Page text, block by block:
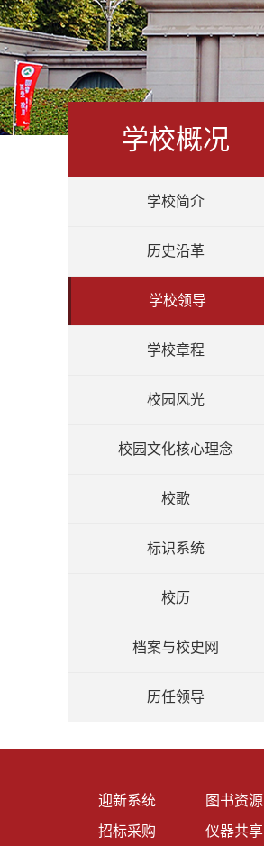
学校概况
学校简介
历史沿革
学校领导
学校章程
校园风光
校园文化核心理念
校歌
标识系统
校历
档案与校史网
历任领导
迎新系统 图书资源
招标采购
仪器共享